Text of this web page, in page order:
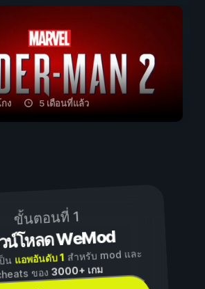
ง 5 เดือนที่แล้ว
ขั้นตอนที่ 1
น์โหลด WeMod
น แอพอันดับ 1 สำหรับ mod และ
ของ3000+ เกม